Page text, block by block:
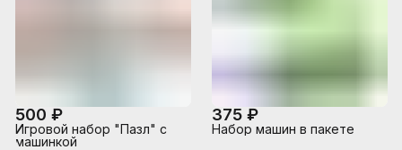
500 ₽
Игровой набор "Пазл" с
машинкой
375 ₽
Набор машин в пакете